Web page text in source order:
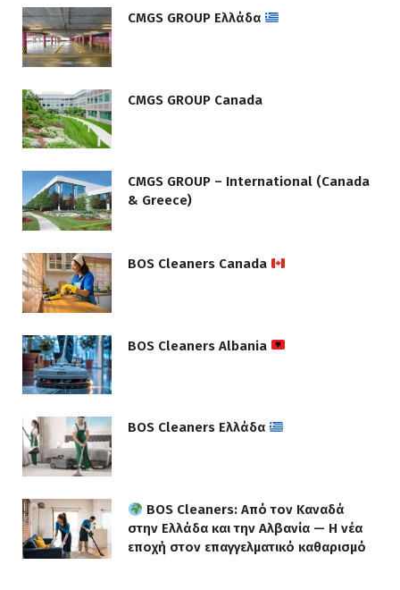
CMGS GROUP Ελλάδα
CMGS GROUP Canada
CMGS GROUP – International (Canada
& Greece)
BOS Cleaners Canada
BOS Cleaners Albania
BOS Cleaners Ελλάδα
BOS Cleaners: Από τον Καναδά
στην Ελλάδα και την Αλβανία — Η νέα
εποχή στον επαγγελματικό καθαρισμό